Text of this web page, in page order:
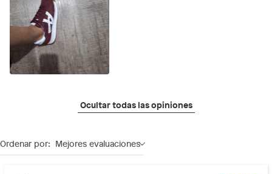
Ocultar todas las opiniones
Ordenar por: Mejores evaluaciones